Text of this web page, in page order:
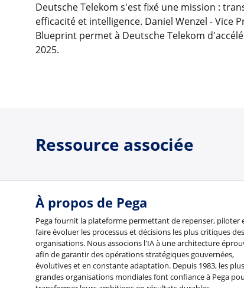
Deutsche Telekom s'est fixé une mission :
efficacité et intelligence. Daniel Wenzel - Vice
Blueprint permet à Deutsche Telekom
2025.
Ressource associée
À propos de Pega
Pega fournit la plateforme permettant de repenser, piloter
faire évoluer les processus et décisions les plus critiques des
organisations. Nous associons l'IA à une architecture
afin de garantir des opérations stratégiques gouvernées,
évolutives et en constante adaptation. Depuis 1983, les plus
grandes organisations mondiales font confiance à Pega